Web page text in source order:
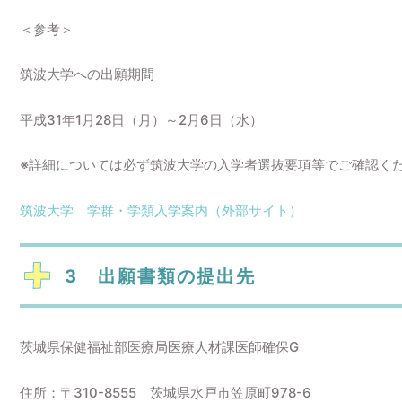
＜参考＞
筑波大学への出願期間
平成31年1月28日（月）～2月6日（水）
※詳細については必ず筑波大学の入学者選抜要項等でご確認く
筑波大学 学群・学類入学案内（外部サイト）
3 出願書類の提出先
茨城県保健福祉部医療局医療人材課医師確保G
住所：〒310-8555 茨城県水戸市笠原町978-6